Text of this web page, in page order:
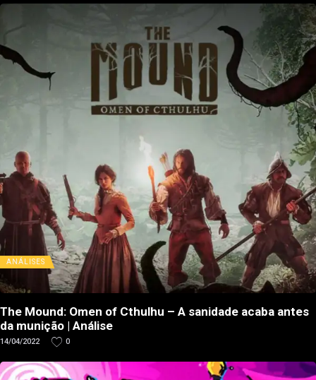
ANÁLISES
The Mound: Omen of Cthulhu – A sanidade acaba antes
da munição | Análise
14/04/2022 0